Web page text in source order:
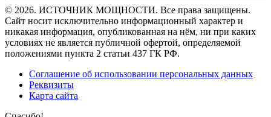
© 2026. ИСТОЧНИК МОЩНОСТИ. Все права защищены.
Сайт носит исключительно информационный характер и
никакая информация, опубликованная на нём, ни при каких
условиях не является публичной офертой, определяемой
положениями пункта 2 статьи 437 ГК РФ.
Соглашение об использовании персональных данных
Реквизиты
Карта сайта